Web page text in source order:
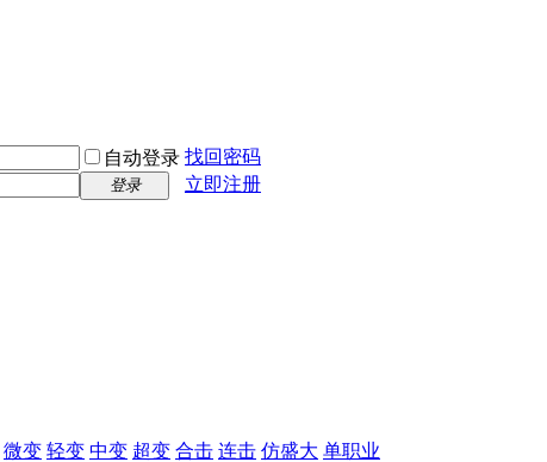
自动登录 找回密码
登录
立即注册
微变 轻变 中变 超变 合击 连击 仿盛大 单职业